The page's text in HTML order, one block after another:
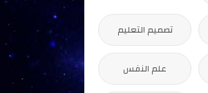
تصميم التعليم
علم النفس